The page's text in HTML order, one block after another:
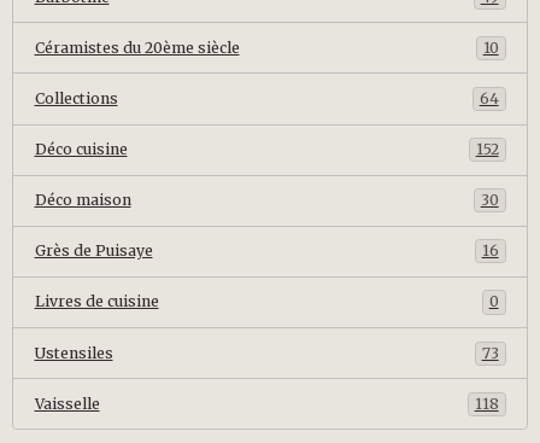
Céramistes du 20ème siècle 10
Collections 64
Déco cuisine 152
Déco maison 30
Grès de Puisaye 16
Livres de cuisine 0
Ustensiles 73
Vaisselle 118